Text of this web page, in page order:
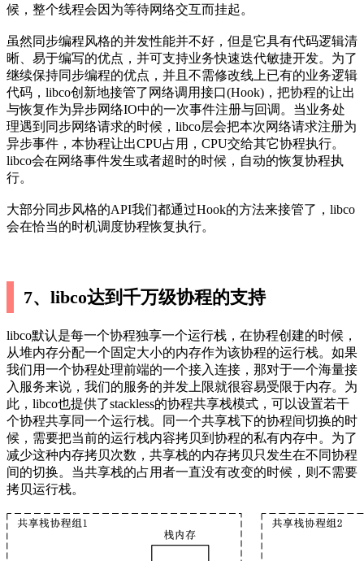
候，整个线程会因为等待网络交互而挂起。
虽然同步编程风格的并发性能并不好，但是它具有代码逻辑清
晰、易于编写的优点，并可支持业务快速迭代敏捷开发。为了
继续保持同步编程的优点，并且不需修改线上已有的业务逻辑
代码，libco创新地接管了网络调用接口(Hook)，把协程的让出
与恢复作为异步网络IO中的一次事件注册与回调。当业务处
理遇到同步网络请求的时候，libco层会把本次网络请求注册为
异步事件，本协程让出CPU占用，CPU交给其它协程执行。
libco会在网络事件发生或者超时的时候，自动的恢复协程执
行。
大部分同步风格的API我们都通过Hook的方法来接管了，libco
会在恰当的时机调度协程恢复执行。
7、libco达到千万级协程的支持
libco默认是每一个协程独享一个运行栈，在协程创建的时候，
从堆内存分配一个固定大小的内存作为该协程的运行栈。如果
我们用一个协程处理前端的一个接入连接，那对于一个海量接
入服务来说，我们的服务的并发上限就很容易受限于内存。为
此，libco也提供了stackless的协程共享栈模式，可以设置若干
个协程共享同一个运行栈。同一个共享栈下的协程间切换的时
候，需要把当前的运行栈内容拷贝到协程的私有内存中。为了
减少这种内存拷贝次数，共享栈的内存拷贝只发生在不同协程
间的切换。当共享栈的占用者一直没有改变的时候，则不需要
拷贝运行栈。